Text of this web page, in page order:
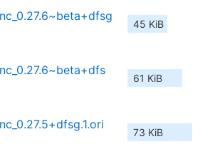
45 KiB
61 KiB
73 KiB